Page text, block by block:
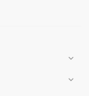
expand_more
expand_more